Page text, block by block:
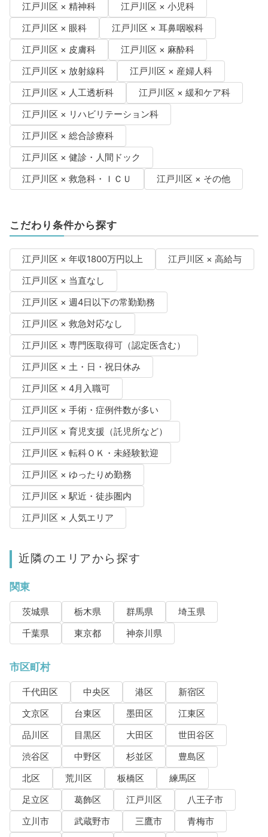
江戸川区 × 精神科
江戸川区 × 小児科
江戸川区 × 眼科
江戸川区 × 耳鼻咽喉科
江戸川区 × 皮膚科
江戸川区 × 麻酔科
江戸川区 × 放射線科
江戸川区 × 産婦人科
江戸川区 × 人工透析科
江戸川区 × 緩和ケア科
江戸川区 × リハビリテーション科
江戸川区 × 総合診療科
江戸川区 × 健診・人間ドック
江戸川区 × 救急科・ＩＣＵ
江戸川区 × その他
こだわり条件から探す
江戸川区 × 年収1800万円以上
江戸川区 × 高給与
江戸川区 × 当直なし
江戸川区 × 週4日以下の常勤勤務
江戸川区 × 救急対応なし
江戸川区 × 専門医取得可（認定医含む）
江戸川区 × 土・日・祝日休み
江戸川区 × 4月入職可
江戸川区 × 手術・症例件数が多い
江戸川区 × 育児支援（託児所など）
江戸川区 × 転科ＯＫ・未経験歓迎
江戸川区 × ゆったりめ勤務
江戸川区 × 駅近・徒歩圏内
江戸川区 × 人気エリア
近隣のエリアから探す
関東
茨城県 栃木県 群馬県
埼玉県
千葉県
東京都 神奈川県
市区町村
千代田区 中央区 港区
新宿区
文京区
台東区 墨田区
江東区
品川区
目黒区 大田区
世田谷区
渋谷区
中野区 杉並区
豊島区
北区
荒川区 板橋区
練馬区
足立区
葛飾区 江戸川区
八王子市
立川市
武蔵野市 三鷹市
青梅市